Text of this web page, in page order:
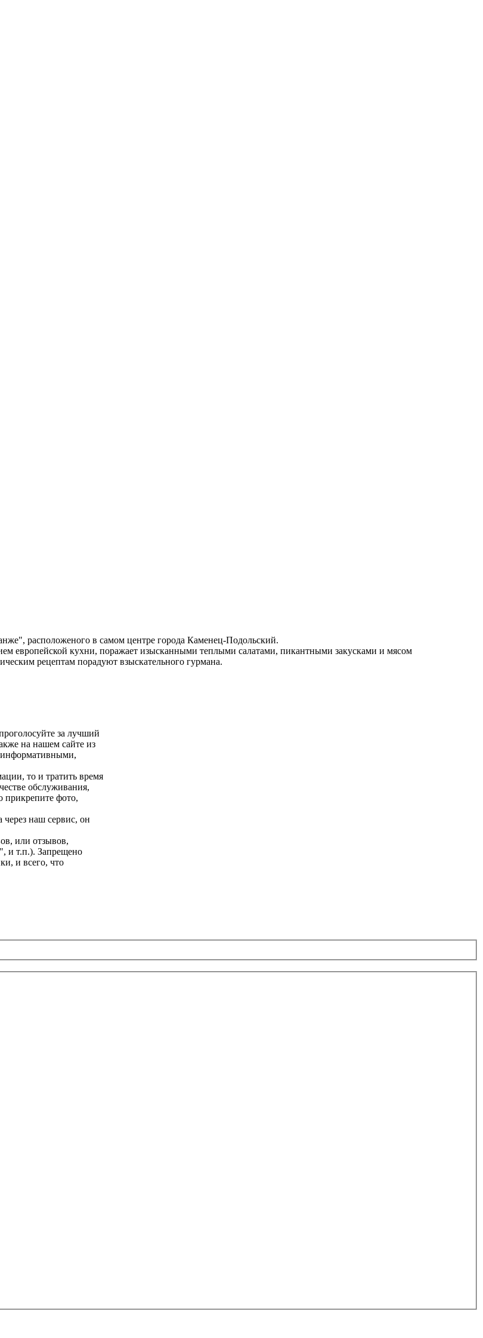
расположеного в самом центре города Каменец-Подольский.
европейской кухни, поражает изысканными теплыми салатами, пикантными закусками и мясом
рецептам порадуют взыскательного гурмана.
за лучший
на нашем сайте из
информативными,
то и тратить время
обслуживания,
прикрепите фото,
через наш сервис, он
или отзывов,
и т.п.). Запрещено
и всего, что